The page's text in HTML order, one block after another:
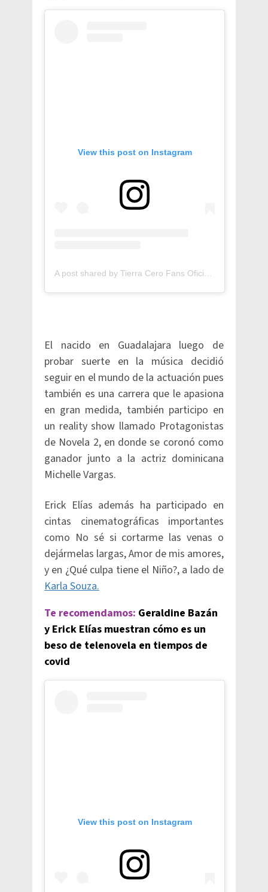
View this post on Instagram
El nacido en Guadalajara luego de
probar suerte en la música decidió
seguir en el mundo de la actuación pues
también es una carrera que le apasiona
en gran medida, también participo en
un reality show llamado Protagonistas
de Novela 2, en donde se coronó como
ganador junto a la actriz dominicana
Michelle Vargas.
Erick Elías además ha participado en
cintas cinematográficas importantes
como No sé si cortarme las venas o
dejármelas largas, Amor de mis amores,
y en ¿Qué culpa tiene el Niño?, a lado de
Karla Souza.
Te recomendamos: Geraldine Bazán
y Erick Elías muestran cómo es un
beso de telenovela en tiempos de
covid
View this post on Instagram